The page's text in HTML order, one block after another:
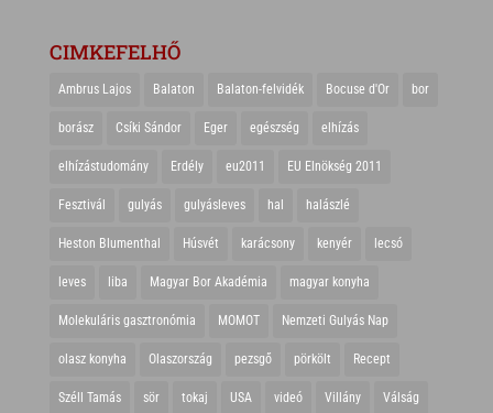
CIMKEFELHŐ
Ambrus Lajos Balaton Balaton-felvidék Bocuse d'Or bor
borász Csíki Sándor Eger egészség elhízás
elhízástudomány Erdély eu2011 EU Elnökség 2011
Fesztivál gulyás gulyásleves hal halászlé
Heston Blumenthal Húsvét karácsony kenyér lecsó
leves liba Magyar Bor Akadémia magyar konyha
Molekuláris gasztronómia MOMOT Nemzeti Gulyás Nap
olasz konyha Olaszország pezsgő pörkölt Recept
Széll Tamás sör tokaj USA videó Villány Válság